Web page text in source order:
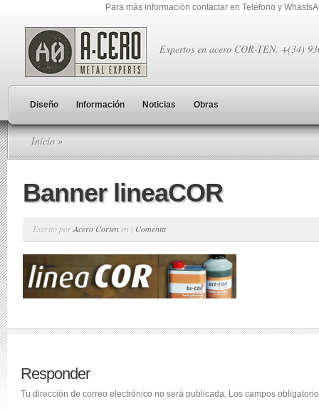
Para más información contactar en Teléfono y
Expertos en acero COR-TEN. +(34)
Diseño Información Noticias Obras
Inicio »
Banner lineaCOR
Escrito porAcero Cortenen | Comenta
Responder
Tu dirección de correo electrónico no será publicada. Los campos